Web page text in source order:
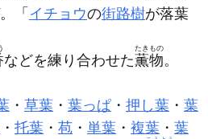
「 イチョウの街路樹が落葉
などを練り合わせた薫物
たきもの
。
・ 草葉 ・ 葉っぱ ・ 押し葉 ・ 葉
・ 托葉 ・ 苞 ・ 単葉 ・ 複葉 ・ 葉